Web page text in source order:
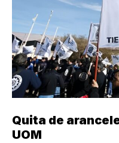
Quita de
UOM